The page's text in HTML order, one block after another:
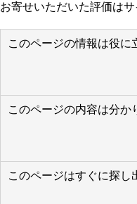
お寄せいただいた評価は
このページの情報は役に
このページの内容は分か
このページはすぐに探し